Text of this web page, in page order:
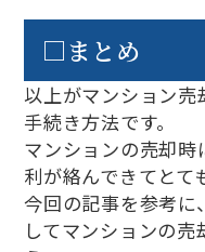
□まとめ
以上がマンション売
手続き方法です。
マンションの売却
利が絡んできてとて
今回の記事を参考に
してマンションの